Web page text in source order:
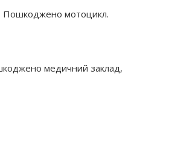
Пошкоджено мотоцикл.
медичний заклад,